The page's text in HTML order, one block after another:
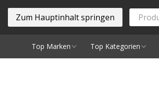
Zum Hauptinhalt springen
Top Marken Top Kategorien